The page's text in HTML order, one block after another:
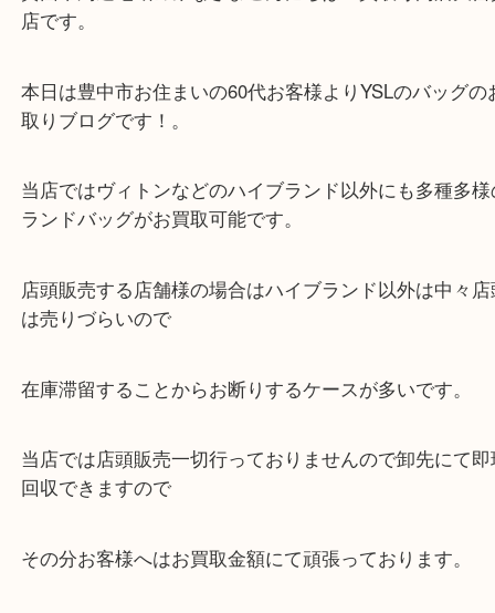
公開日:2018/03/14 最終更新日:2024/03/28
全て イヴサンローラン バッグ ブランド